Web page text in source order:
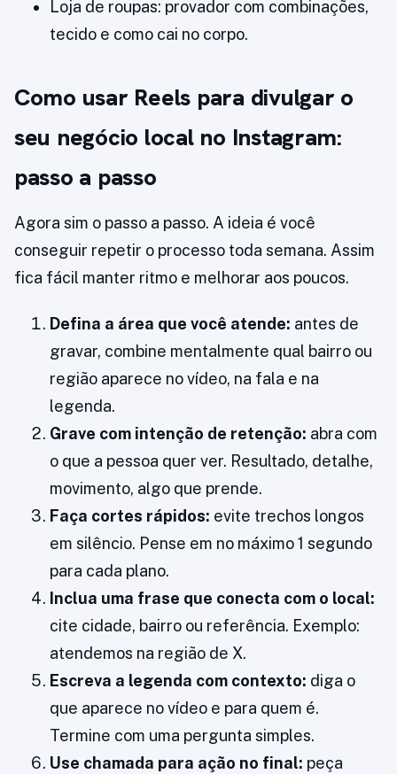
Loja de roupas: provador com combinações,
tecido e como cai no corpo.
Como usar Reels para divulgar o
seu negócio local no Instagram:
passo a passo
Agora sim o passo a passo. A ideia é você
conseguir repetir o processo toda semana. Assim
fica fácil manter ritmo e melhorar aos poucos.
Defina a área que você atende: antes de
gravar, combine mentalmente qual bairro ou
região aparece no vídeo, na fala e na
legenda.
Grave com intenção de retenção: abra com
o que a pessoa quer ver. Resultado, detalhe,
movimento, algo que prende.
Faça cortes rápidos: evite trechos longos
em silêncio. Pense em no máximo 1 segundo
para cada plano.
Inclua uma frase que conecta com o local:
cite cidade, bairro ou referência. Exemplo:
atendemos na região de X.
Escreva a legenda com contexto: diga o
que aparece no vídeo e para quem é.
Termine com uma pergunta simples.
Use chamada para ação no final: peça